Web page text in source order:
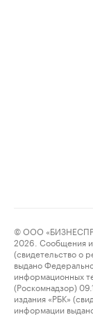
© ООО
2026. Сообщения и
(свидетельство о
выдано
информационных
(Роскомнадзор)
издания «РБК»
информации